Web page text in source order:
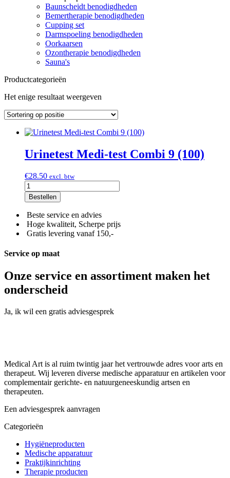
Baunscheidt benodigdheden
Bemertherapie benodigdheden
Cupping set
Darmspoeling benodigdheden
Oorkaarsen
Ozontherapie benodigdheden
Sauna's
Productcategorieën
Het enige resultaat weergeven
Urinetest Medi-test Combi 9 (100)
€28.50 excl. btw
Urinetest
Medi-
test
Combi
9
(100)
Bestellen
Beste service en advies
Hoge kwaliteit, Scherpe prijs
Gratis levering vanaf 150,-
Service op maat
Onze service en assortiment maken het
onderscheid
Ja, ik wil een gratis adviesgesprek
Medical Art is al ruim twintig jaar het vertrouwde adres voor arts en
therapeut. Wij leveren diverse medische apparatuur en artikelen voor
complementair gerichte- en natuurgeneeskundig artsen en
therapeuten.
Een adviesgesprek aanvragen
Categorieën
Hygiëneproducten
Medische apparatuur
Praktijkinrichting
Therapie producten